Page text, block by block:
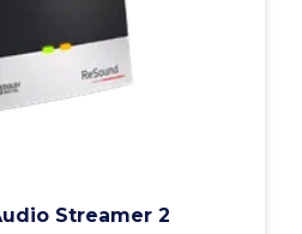
Streamer 2